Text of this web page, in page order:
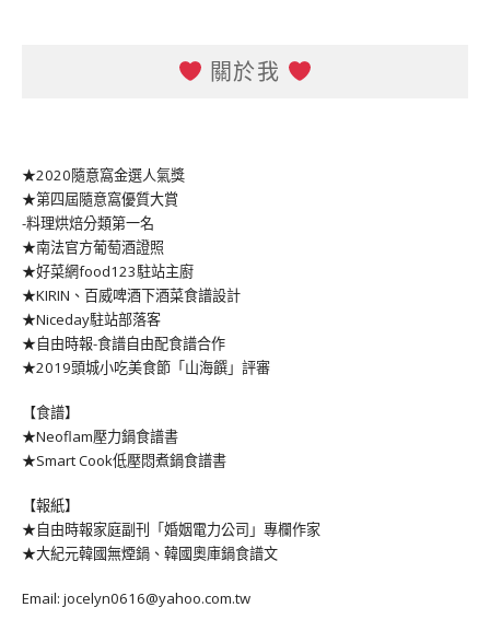
關於我
★2020隨意窩金選人氣獎
★第四屆隨意窩優質大賞
-料理烘焙分類第一名
★南法官方葡萄酒證照
★好菜網food123駐站主廚
★KIRIN、百威啤酒下酒菜食譜設計
★Niceday駐站部落客
★自由時報-食譜自由配食譜合作
★2019頭城小吃美食節「山海饌」評審
【食譜】
★Neoflam壓力鍋食譜書
★Smart Cook低壓悶煮鍋食譜書
【報紙】
★自由時報家庭副刊「婚姻電力公司」專欄作家
★大紀元韓國無煙鍋、韓國奧庫鍋食譜文
Email: jocelyn0616@yahoo.com.tw